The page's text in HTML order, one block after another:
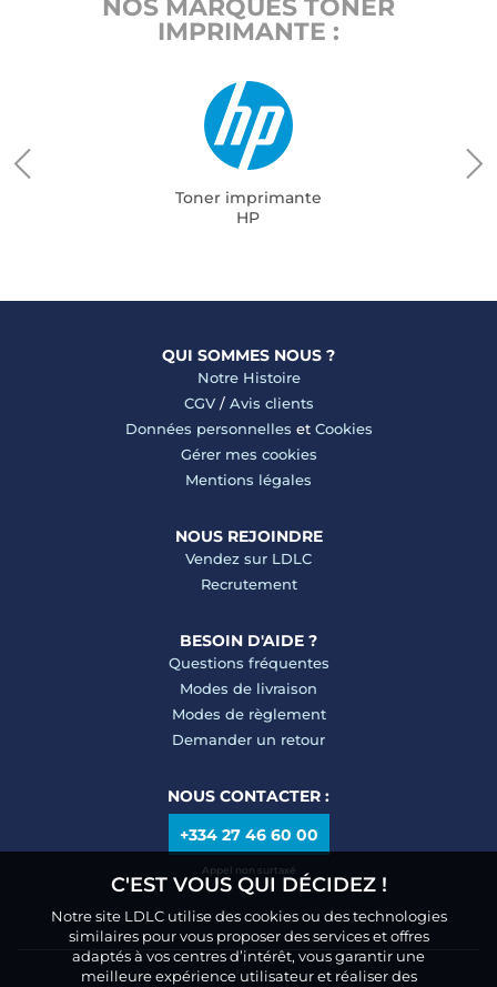
NOS MARQUES TONER
IMPRIMANTE :
Toner imprimante
HP
QUI SOMMES NOUS ?
Notre Histoire
CGV/ Avis clients
Données personnelles et Cookies
Gérer mes cookies
Mentions légales
NOUS REJOINDRE
Vendez sur LDLC
Recrutement
BESOIN D'AIDE ?
Questions fréquentes
Modes de livraison
Modes de règlement
Demander un retour
NOUS CONTACTER :
+334 27 46 60 00
Appel non surtaxé
C'EST VOUS QUI DÉCIDEZ !
Notre site LDLC utilise des cookies ou des technologies
similaires pour vous proposer des services et offres
adaptés à vos centres d’intérêt, vous garantir une
meilleure expérience utilisateur et réaliser des